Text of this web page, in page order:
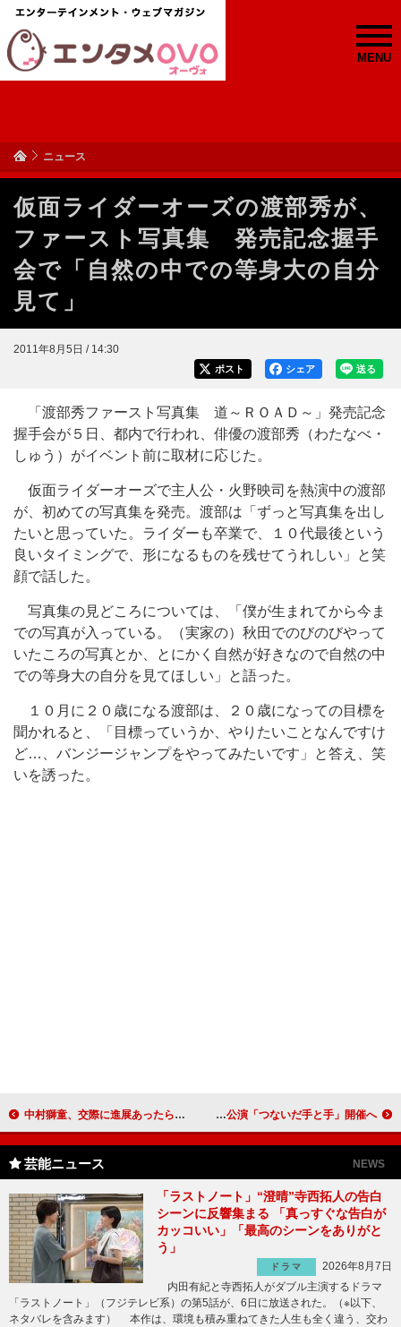
MENU
ニュース
仮面ライダーオーズの渡部秀が、
ファースト写真集 発売記念握手
会で「自然の中での等身大の自分
見て」
2011年8月5日 / 14:30
送る
シェア
ポスト
「渡部秀ファースト写真集 道～ＲＯＡＤ～」発売記念
握手会が５日、都内で行われ、俳優の渡部秀（わたなべ・
しゅう）がイベント前に取材に応じた。
仮面ライダーオーズで主人公・火野映司を熱演中の渡部
が、初めての写真集を発売。渡部は「ずっと写真集を出し
たいと思っていた。ライダーも卒業で、１０代最後という
良いタイミングで、形になるものを残せてうれしい」と笑
顔で話した。
写真集の見どころについては、「僕が生まれてから今ま
での写真が入っている。（実家の）秋田でのびのびやって
いたころの写真とか、とにかく自然が好きなので自然の中
での等身大の自分を見てほしい」と語った。
１０月に２０歳になる渡部は、２０歳になっての目標を
聞かれると、「目標っていうか、やりたいことなんですけ
ど…、バンジージャンプをやってみたいです」と答え、笑
いを誘った。
中村獅童、交際に進展あったら福助に報告 中村勘太郎は獅童の色男役に「役作りなし」 宮川大助・花子、夫婦円満の秘訣は「マラソン」 結婚３５周年記念公演「つないだ手と手」開催へ
芸能ニュース NEWS
「ラストノート」“澄晴”寺西拓人の告白
シーンに反響集まる 「真っすぐな告白が
カッコいい」「最高のシーンをありがと
う」
ドラマ
2026年8月7日
内田有紀と寺西拓人がダブル主演するドラマ
「ラストノート」（フジテレビ系）の第5話が、6日に放送された。（※以下、
ネタバレを含みます） 本作は、環境も積み重ねてきた人生も全く違う、交わ